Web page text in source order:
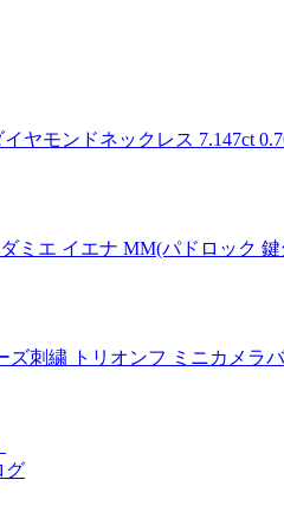
ヤモンドネックレス 7.147ct
ミエ イエナ MM(パドロック
刺繍 トリオンフ ミニカメラ